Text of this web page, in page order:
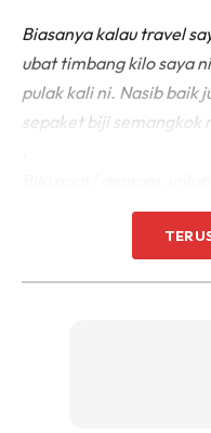
Biasanya kalau travel
ubat timbang kilo saya
pulak kali ni. Nasib baik
sepaket biji semangkok
Selain minum air
semangkok juga sangat